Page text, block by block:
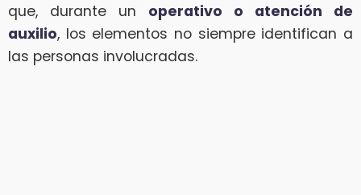
que, durante un operativo o atención de
auxilio, los elementos no siempre identifican a
las personas involucradas.